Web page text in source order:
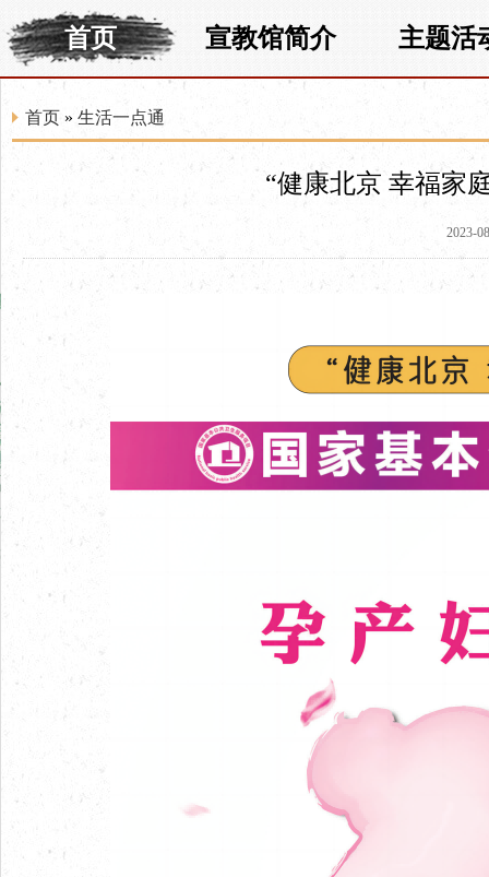
首页 宣教馆简介 主题活
首页 » 生活一点通
“健康北京 幸福家
2023-